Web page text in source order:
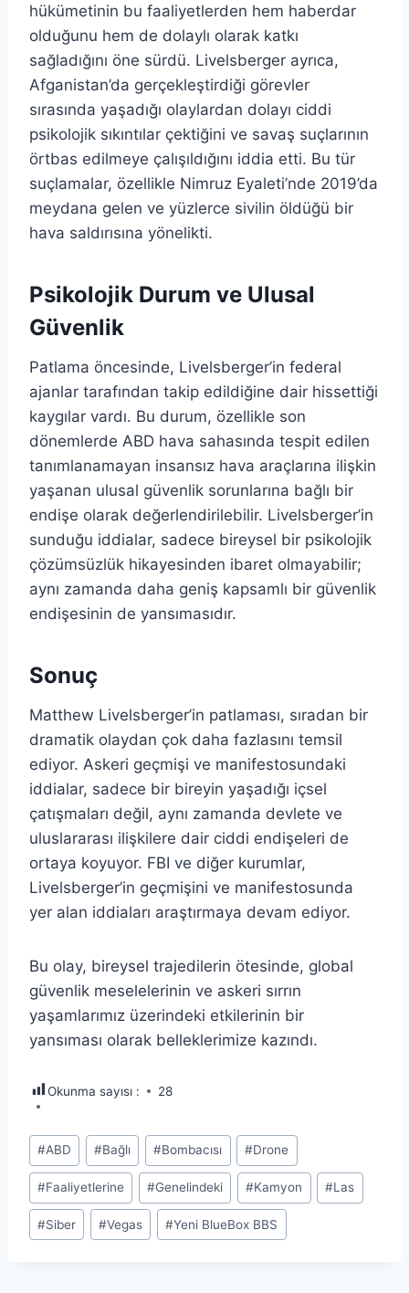
hükümetinin bu faaliyetlerden hem haberdar
olduğunu hem de dolaylı olarak katkı
sağladığını öne sürdü. Livelsberger ayrıca,
Afganistan’da gerçekleştirdiği görevler
sırasında yaşadığı olaylardan dolayı ciddi
psikolojik sıkıntılar çektiğini ve savaş suçlarının
örtbas edilmeye çalışıldığını iddia etti. Bu tür
suçlamalar, özellikle Nimruz Eyaleti’nde 2019’da
meydana gelen ve yüzlerce sivilin öldüğü bir
hava saldırısına yönelikti.
Psikolojik Durum ve Ulusal
Güvenlik
Patlama öncesinde, Livelsberger’in federal
ajanlar tarafından takip edildiğine dair hissettiği
kaygılar vardı. Bu durum, özellikle son
dönemlerde ABD hava sahasında tespit edilen
tanımlanamayan insansız hava araçlarına ilişkin
yaşanan ulusal güvenlik sorunlarına bağlı bir
endişe olarak değerlendirilebilir. Livelsberger’in
sunduğu iddialar, sadece bireysel bir psikolojik
çözümsüzlük hikayesinden ibaret olmayabilir;
aynı zamanda daha geniş kapsamlı bir güvenlik
endişesinin de yansımasıdır.
Sonuç
Matthew Livelsberger’in patlaması, sıradan bir
dramatik olaydan çok daha fazlasını temsil
ediyor. Askeri geçmişi ve manifestosundaki
iddialar, sadece bir bireyin yaşadığı içsel
çatışmaları değil, aynı zamanda devlete ve
uluslararası ilişkilere dair ciddi endişeleri de
ortaya koyuyor. FBI ve diğer kurumlar,
Livelsberger’in geçmişini ve manifestosunda
yer alan iddiaları araştırmaya devam ediyor.
Bu olay, bireysel trajedilerin ötesinde, global
güvenlik meselelerinin ve askeri sırrın
yaşamlarımız üzerindeki etkilerinin bir
yansıması olarak belleklerimize kazındı.
Okunma sayısı : 28
Post
Tags:
#ABD #Bağlı #Bombacısı #Drone
#Faaliyetlerine #Genelindeki #Kamyon #Las
#Siber #Vegas #Yeni BlueBox BBS